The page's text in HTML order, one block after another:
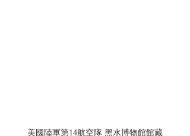
美國陸軍第14航空隊 黑水博物館館藏